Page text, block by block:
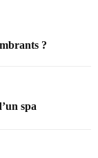
?
spa